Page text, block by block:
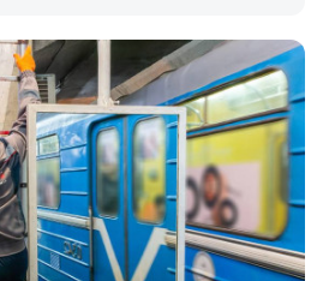
տիպի կայմ Երևան
շրջանի
Ինժեներական թաղամասին
Տեղակայվող շարժական
նախագծին կարող եք
Հարցերի դեպքում խնդրում
Արմենիա»
410410 հեռխոսահամար